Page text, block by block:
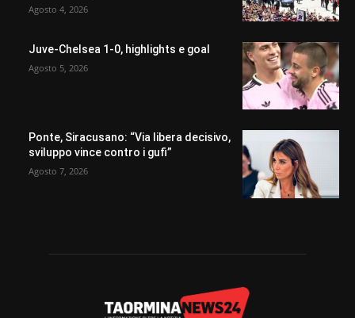
Agosto 4, 2026
Juve-Chelsea 1-0, highlights e goal
Agosto 5, 2026
Ponte, Siracusano: “Via libera decisivo,
sviluppo vince contro i gufi”
Agosto 7, 2026